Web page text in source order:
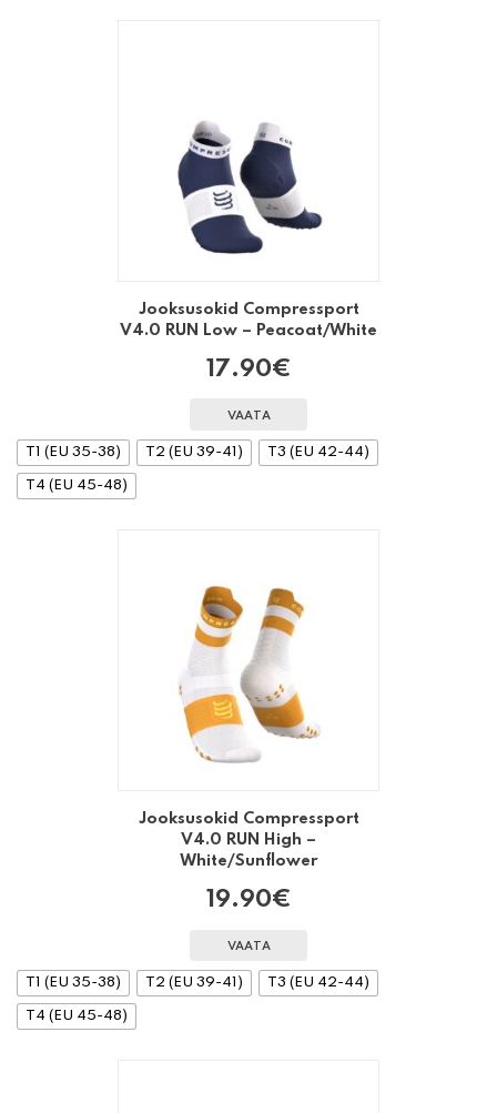
Jooksusokid Compressport
V4.0 RUN Low – Peacoat/White
17.90€
VAATA
T1 (EU 35-38) T2 (EU 39-41) T3 (EU 42-44)
T4 (EU 45-48)
Jooksusokid Compressport
V4.0 RUN High –
White/Sunflower
19.90€
VAATA
T1 (EU 35-38) T2 (EU 39-41) T3 (EU 42-44)
T4 (EU 45-48)